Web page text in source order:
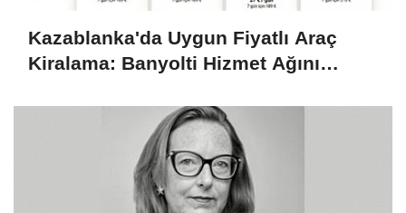
Kazablanka'da Uygun Fiyatlı Araç
Kiralama: Banyolti Hizmet Ağını